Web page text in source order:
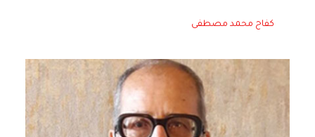
كفاح محمد مصطفى